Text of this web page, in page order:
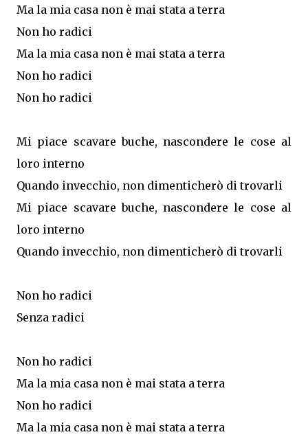
Ma la mia casa non è mai stata a terra
Non ho radici
Ma la mia casa non è mai stata a terra
Non ho radici
Non ho radici
Mi piace scavare buche, nascondere le cose al
loro interno
Quando invecchio, non dimenticherò di trovarli
Mi piace scavare buche, nascondere le cose al
loro interno
Quando invecchio, non dimenticherò di trovarli
Non ho radici
Senza radici
Non ho radici
Ma la mia casa non è mai stata a terra
Non ho radici
Ma la mia casa non è mai stata a terra